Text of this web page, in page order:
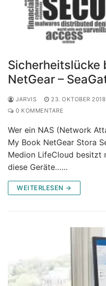
Sicherheitslücke
NetGear –
JARVIS 23. OKTOBER 2018
0 KOMMENTARE
Wer ein NAS (Network
My Book NetGear Stora
Medion LifeCloud besitzt
diese Geräte……
WEITERLESEN →